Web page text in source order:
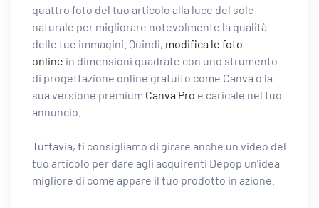
quattro foto del tuo articolo alla luce del sole
naturale per migliorare notevolmente la qualità
delle tue immagini. Quindi, modifica le foto
online in dimensioni quadrate con uno strumento
di progettazione online gratuito come Canva o la
sua versione premium Canva Pro e caricale nel tuo
annuncio.
Tuttavia, ti consigliamo di girare anche un video del
tuo articolo per dare agli acquirenti Depop un’idea
migliore di come appare il tuo prodotto in azione.